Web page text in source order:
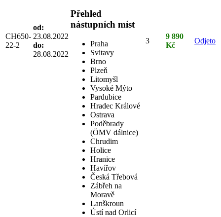
CH650-
22-2
od:
23.08.2022
do:
28.08.2022
Přehled
nástupních míst
Praha
Svitavy
Brno
Plzeň
Litomyšl
Vysoké Mýto
Pardubice
Hradec Králové
Ostrava
Poděbrady
(ÖMV dálnice)
Chrudim
Holice
Hranice
Havířov
Česká Třebová
Zábřeh na
Moravě
Lanškroun
Ústí nad Orlicí
3
9 890
Kč
Odjeto